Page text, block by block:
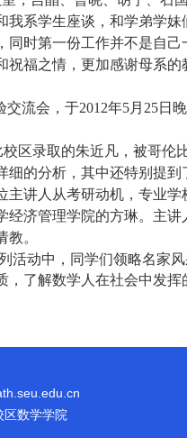
系学生座谈，和学弟学
时第一份工作并不是自
福之情，更加感谢母系的
交流会，于2012年5月 25日晚
区录取的朱近凡，被哥
的分析，其中还特别提
讲人从考研动机，专业
济管理学院的方琳。主
。
活动中，同学们领略名家
了解数学人在社会中发挥
区数学学院